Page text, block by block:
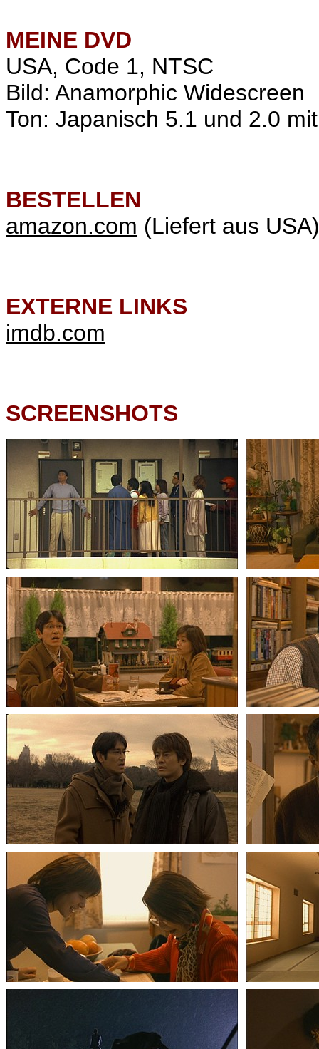
MEINE DVD
USA, Code 1, NTSC
Bild: Anamorphic Widescreen
Ton: Japanisch 5.1 und 2.0
BESTELLEN
amazon.com (Liefert aus USA)
EXTERNE LINKS
imdb.com
SCREENSHOTS